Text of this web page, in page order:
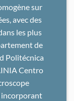
sur
avec des
les plus
de
Politécnica
Centro
incorporant